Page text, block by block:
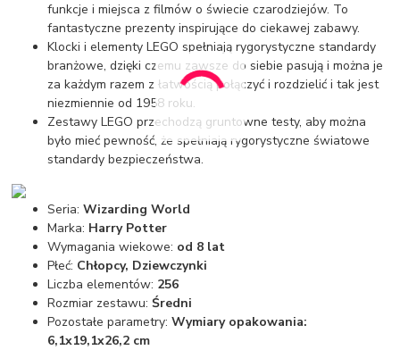
funkcje i miejsca z filmów o świecie czarodziejów. To
fantastyczne prezenty inspirujące do ciekawej zabawy.
Klocki i elementy LEGO spełniają rygorystyczne standardy
branżowe, dzięki czemu zawsze do siebie pasują i można je
za każdym razem z łatwością połączyć i rozdzielić i tak jest
niezmiennie od 1958 roku.
Zestawy LEGO przechodzą gruntowne testy, aby można
było mieć pewność, że spełniają rygorystyczne światowe
standardy bezpieczeństwa.
Seria:Wizarding World
Marka: Harry Potter
Wymagania wiekowe: od 8 lat
Płeć: Chłopcy, Dziewczynki
Liczba elementów: 256
Rozmiar zestawu:Średni
Pozostałe parametry:Wymiary opakowania:
6,1x19,1x26,2 cm